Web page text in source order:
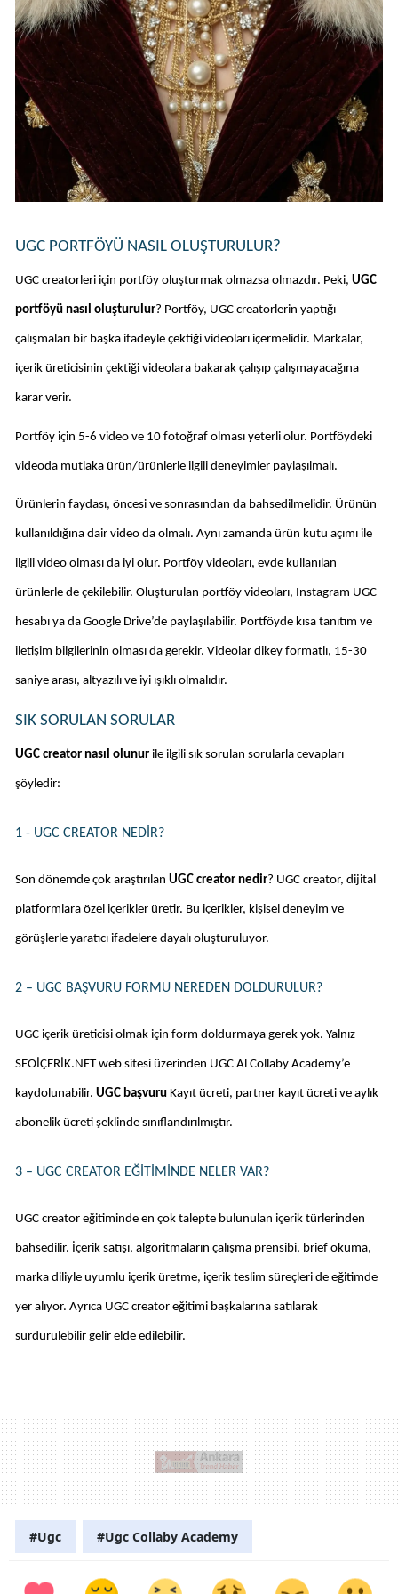
UGC PORTFÖYÜ NASIL OLUŞTURULUR?
UGC creatorleri için portföy oluşturmak olmazsa olmazdır. Peki, UGC
portföyü nasıl oluşturulur? Portföy, UGC creatorlerin yaptığı
çalışmaları bir başka ifadeyle çektiği videoları içermelidir. Markalar,
içerik üreticisinin çektiği videolara bakarak çalışıp çalışmayacağına
karar verir.
Portföy için 5-6 video ve 10 fotoğraf olması yeterli olur. Portföydeki
videoda mutlaka ürün/ürünlerle ilgili deneyimler paylaşılmalı.
Ürünlerin faydası, öncesi ve sonrasından da bahsedilmelidir. Ürünün
kullanıldığına dair video da olmalı. Aynı zamanda ürün kutu açımı ile
ilgili video olması da iyi olur. Portföy videoları, evde kullanılan
ürünlerle de çekilebilir. Oluşturulan portföy videoları, Instagram UGC
hesabı ya da Google Drive’de paylaşılabilir. Portföyde kısa tanıtım ve
iletişim bilgilerinin olması da gerekir. Videolar dikey formatlı, 15-30
saniye arası, altyazılı ve iyi ışıklı olmalıdır.
SIK SORULAN SORULAR
UGC creator nasıl olunur ile ilgili sık sorulan sorularla cevapları
şöyledir:
1 - UGC CREATOR NEDIR?
Son dönemde çok araştırılan UGC creator nedir? UGC creator, dijital
platformlara özel içerikler üretir. Bu içerikler, kişisel deneyim ve
görüşlerle yaratıcı ifadelere dayalı oluşturuluyor.
2 – UGC BAŞVURU FORMU NEREDEN DOLDURULUR?
UGC içerik üreticisi olmak için form doldurmaya gerek yok. Yalnız
SEOİÇERİK.NET web sitesi üzerinden UGC Al Collaby Academy’e
kaydolunabilir. UGC başvuru Kayıt ücreti, partner kayıt ücreti ve aylık
abonelik ücreti şeklinde sınıflandırılmıştır.
3 – UGC CREATOR EĞITIMINDE NELER VAR?
UGC creator eğitiminde en çok talepte bulunulan içerik türlerinden
bahsedilir. İçerik satışı, algoritmaların çalışma prensibi, brief okuma,
marka diliyle uyumlu içerik üretme, içerik teslim süreçleri de eğitimde
yer alıyor. Ayrıca UGC creator eğitimi başkalarına satılarak
sürdürülebilir gelir elde edilebilir.
#Ugc #Ugc Collaby Academy